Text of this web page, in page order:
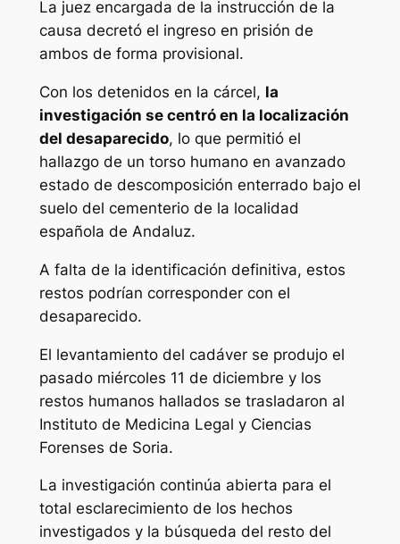
La juez encargada de la instrucción de la
causa decretó el ingreso en prisión de
ambos de forma provisional.
Con los detenidos en la cárcel, la
investigación se centró en la localización
del desaparecido, lo que permitió el
hallazgo de un torso humano en avanzado
estado de descomposición enterrado bajo el
suelo del cementerio de la localidad
española de Andaluz.
A falta de la identificación definitiva, estos
restos podrían corresponder con el
desaparecido.
El levantamiento del cadáver se produjo el
pasado miércoles 11 de diciembre y los
restos humanos hallados se trasladaron al
Instituto de Medicina Legal y Ciencias
Forenses de Soria.
La investigación continúa abierta para el
total esclarecimiento de los hechos
investigados y la búsqueda del resto del